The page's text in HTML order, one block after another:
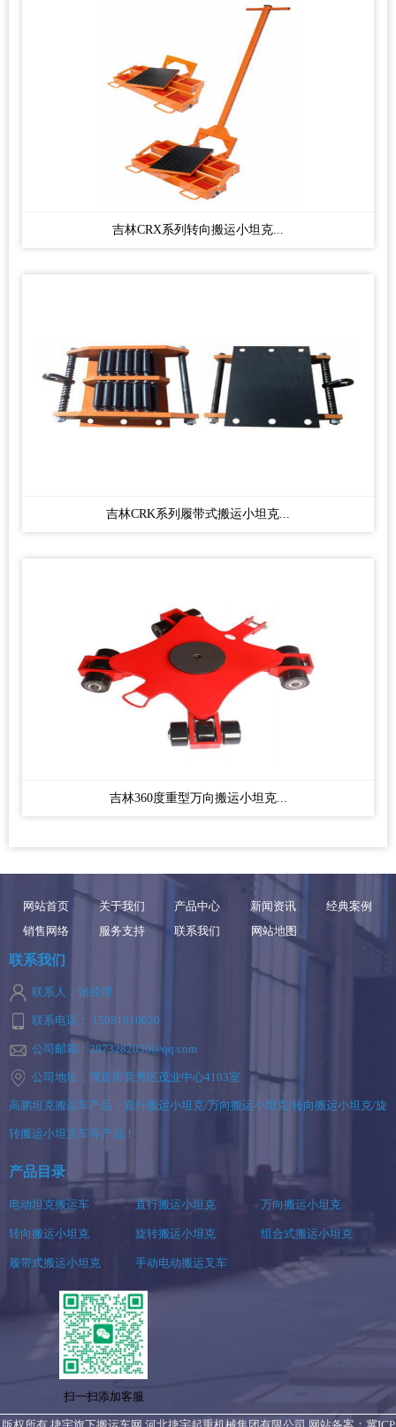
吉林CRX系列转向搬运小坦克...
吉林CRK系列履带式搬运小坦克...
吉林360度重型万向搬运小坦克...
网站首页 关于我们 产品中心 新闻资讯
经典案例
销售网络
服务支持 联系我们 网站地图
联系我们
联系人：张经理
联系电话： 15081810020
公司邮箱：2873282030@qq.com
公司地址：保定市竞秀区茂业中心4103室
高鹏坦克搬运车产品：直行搬运小坦克/万向搬运小坦克/转向搬运小坦克/旋
转搬运小坦克车等产品！
产品目录
电动坦克搬运车 直行搬运小坦克 万向搬运小坦克
转向搬运小坦克 旋转搬运小坦克 组合式搬运小坦克
履带式搬运小坦克 手动电动搬运叉车
扫一扫添加客服